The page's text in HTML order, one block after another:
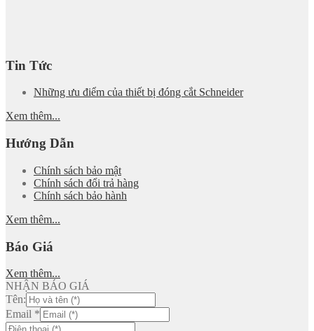
Tin Tức
Những ưu điểm của thiết bị đóng cắt Schneider
Xem thêm...
Hướng Dẫn
Chính sách bảo mật
Chính sách đổi trả hàng
Chính sách bảo hành
Xem thêm...
Báo Giá
Xem thêm...
NHẬN BÁO GIÁ
Tên:
Email *